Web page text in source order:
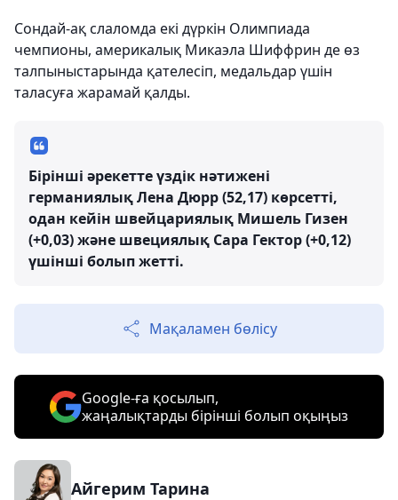
Сондай-ақ слаломда екі дүркін Олимпиада
чемпионы, америкалық Микаэла Шиффрин де өз
талпыныстарында қателесіп, медальдар үшін
таласуға жарамай қалды.
Бірінші әрекетте үздік нәтижені
германиялық Лена Дюрр (52,17) көрсетті,
одан кейін швейцариялық Мишель Гизен
(+0,03) және швециялық Сара Гектор (+0,12)
үшінші болып жетті.
Мақаламен бөлісу
Google-ға қосылып,
жаңалықтарды бірінші болып оқыңыз
Айгерим Тарина